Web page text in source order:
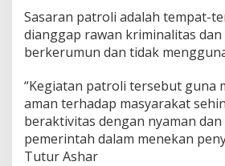
e
s
d
P
e
m
e
Sasaran patroli adalah tempat-
dianggap rawan kriminalitas
berkerumun dan tidak
“Kegiatan patroli tersebut guna
aman terhadap masyarakat
beraktivitas dengan nyaman
pemerintah dalam menekan
Tutur Ashar